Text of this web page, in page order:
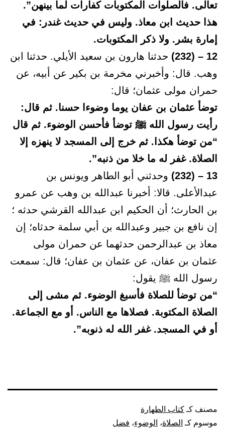
تعالى. فالصلوات المكتوبات كفارات لما بينهن”.
هذا حديث ابن معاذ. وليس في حديث غندر: في
إمارة بشر. ولا ذكر المكتوبات.
12 – (232)
حدثنا هارون بن سعيد الأيلي. حدثنا ابن
وهب. قال: وأخبرني مخرمة بن بكير عن أبيه، عن
حمران مولى عثمان؛ قال:
توضأ عثمان بن عفان يوما وضوءا حسنا. ثم قال:
رأيت رسول الله ﷺ توضأ فأحسن الوضوء. ثم قال
“من توضأ هكذا. ثم خرج إلى المسجد لا ينهزه إلا
الصلاة. غفر له ما خلا من ذنبه”.
13 – (232)
وحدثني أبو الطاهر ويونس بن
عبدالأعلى. قالا: أخبرنا عبدالله بن وهب عن عمرو
بن الحارث؛ أن الحكيم ابن عبدالله القرشي حدثه ؛
إن نافع بن جبير وعبدالله بن أبي سلمة حدثاه؛ إن
معاذ بن عبدالرحمن حدثهما عن حمران مولى
عثمان بن عفان، عن عثمان بن عفان؛ قال: سمعت
رسول الله ﷺ يقول:
“من توضأ للصلاة فأسبغ الوضوء. ثم مشى إلى
الصلاة المكتوبة. فصلاها مع الناس. أو مع الجماعة.
أو في المسجد. غفر الله له ذنوبه”.
مصنف كـكتاب الطهارة
موسوم كـ الصلاة، الوضوء، فضل